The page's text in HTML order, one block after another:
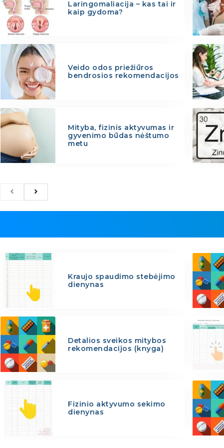
Laringomaliacija – kas tai ir
kaip gydoma?
Veido odos priežiūros
bendrosios rekomendacijos
Mityba, fizinis aktyvumas ir
gyvenimo būdas nėštumo
metu
Kraujo spaudimo stebėjimo
dienynas
Detalios sveikos mitybos
rekomendacijos (knyga)
Fizinio aktyvumo sekimo
dienynas